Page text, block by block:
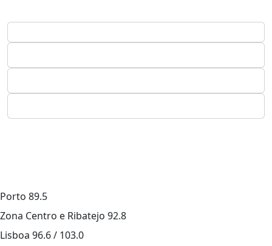
Porto 89.5
Zona Centro e Ribatejo 92.8
Lisboa 96.6 / 103.0